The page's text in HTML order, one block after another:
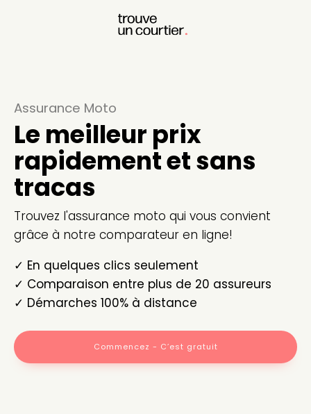
Assurance Moto
Le meilleur prix
rapidement et sans
tracas
Trouvez l'assurance moto qui vous convient
grâce à notre comparateur en ligne!
✓ En quelques clics seulement
✓ Comparaison entre plus de 20 assureurs
✓ Démarches 100% à distance
Commencez - C’est gratuit